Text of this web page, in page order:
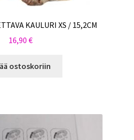
KAULURI XS / 15,2CM
16,90 €
ostoskoriin